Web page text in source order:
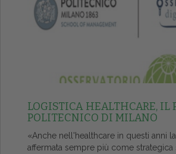
LOGISTICA HEALTHCARE, IL
POLITECNICO DI MILANO
«Anche nell'healthcare in questi anni
affermata sempre più come strategica